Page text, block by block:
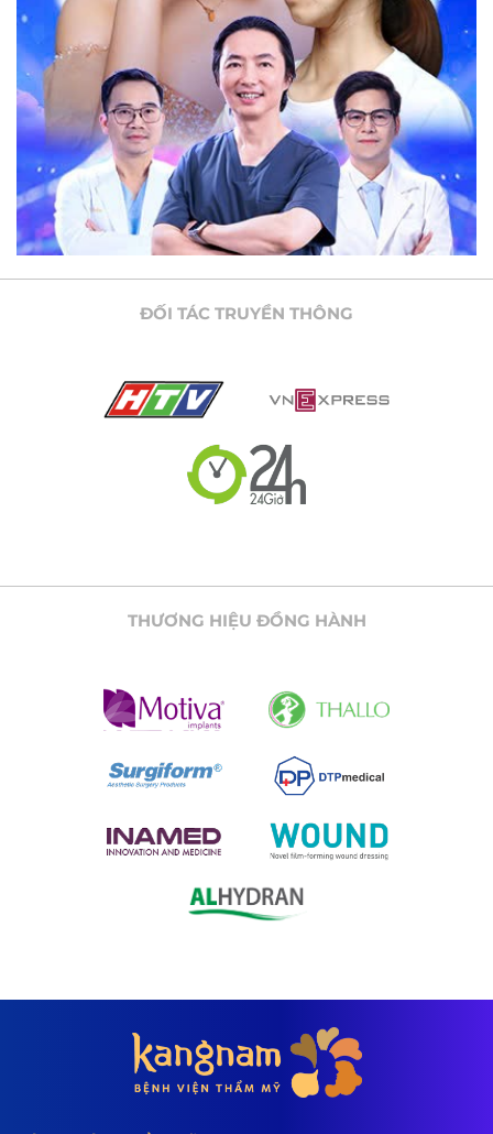
ĐỐI TÁC TRUYỀN THÔNG
THƯƠNG HIỆU ĐỒNG HÀNH